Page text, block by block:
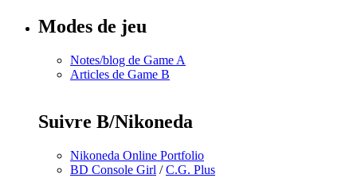
Modes de jeu
Notes/blog de Game A
Articles de Game B
Suivre B/Nikoneda
Nikoneda Online Portfolio
BD Console Girl /C.G. Plus